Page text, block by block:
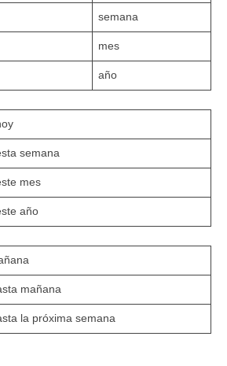
semana
mes
año
semana
mes
año
mañana
la próxima semana